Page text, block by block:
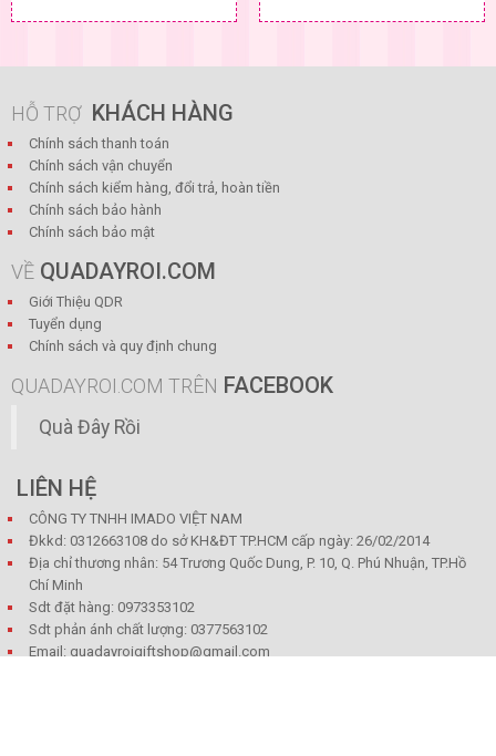
HỖ TRỢ KHÁCH HÀNG
Chính sách thanh toán
Chính sách vận chuyển
Chính sách kiểm hàng, đổi trả, hoàn tiền
Chính sách bảo hành
Chính sách bảo mật
VỀ QUADAYROI.COM
Giới Thiệu QDR
Tuyển dụng
Chính sách và quy định chung
QUADAYROI.COM TRÊN FACEBOOK
Quà Đây Rồi
LIÊN HỆ
CÔNG TY TNHH IMADO VIỆT NAM
Đkkd: 0312663108 do sở KH&ĐT TP.HCM cấp ngày: 26/02/2014
Địa chỉ thương nhân: 54 Trương Quốc Dung, P. 10, Q. Phú Nhuận, TP.Hồ
Chí Minh
Sdt đặt hàng: 0973353102
Sdt phản ánh chất lượng: 0377563102
Email: quadayroigiftshop@gmail.com